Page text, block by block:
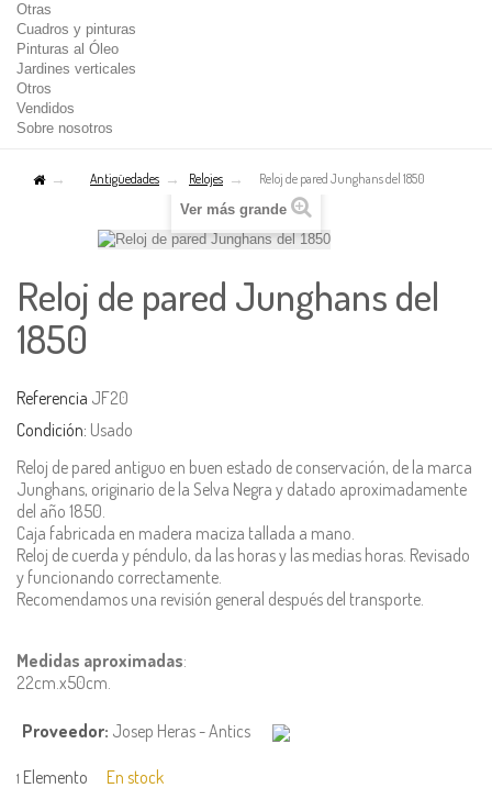
Otras
Cuadros y pinturas
Pinturas al Óleo
Jardines verticales
Otros
Vendidos
Sobre nosotros
Antigüedades Relojes
Reloj de pared Junghans del 1850
Ver más grande
Reloj de pared Junghans del
1850
Referencia JF20
Condición: Usado
Reloj de pared antiguo en buen estado de conservación, de la marca
Junghans, originario de la Selva Negra y datado aproximadamente
del año 1850.
Caja fabricada en madera maciza tallada a mano.
Reloj de cuerda y péndulo, da las horas y las medias horas. Revisado
y funcionando correctamente.
Recomendamos una revisión general después del transporte.
Medidas aproximadas:
22cm.x50cm.
Proveedor: Josep Heras - Antics
1 Elemento
En stock